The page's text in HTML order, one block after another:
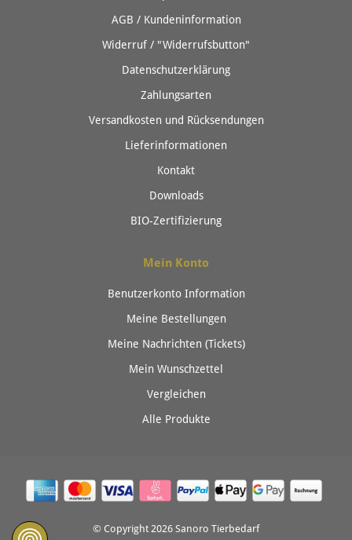
AGB / Kundeninformation
Widerruf / "Widerrufsbutton"
Datenschutzerklärung
Zahlungsarten
Versandkosten und Rücksendungen
Lieferinformationen
Kontakt
Downloads
BIO-Zertifizierung
Mein Konto
Benutzerkonto Information
Meine Bestellungen
Meine Nachrichten (Tickets)
Mein Wunschzettel
Vergleichen
Alle Produkte
© Copyright 2026 Sanoro Tierbedarf